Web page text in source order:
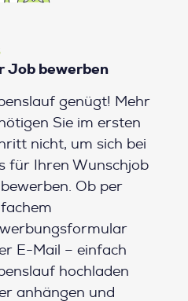
Job bewerben
genügt! Mehr
Sie im ersten
nicht, um sich bei
für Ihren Wunschjob
Ob per
E-Mail – einfach
hochladen
anhängen und